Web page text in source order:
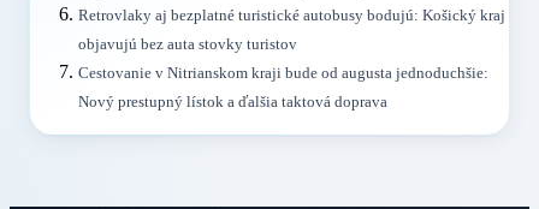
Retrovlaky aj bezplatné turistické autobusy bodujú: Košický kraj
objavujú bez auta stovky turistov
Cestovanie v Nitrianskom kraji bude od augusta jednoduchšie:
Nový prestupný lístok a ďalšia taktová doprava